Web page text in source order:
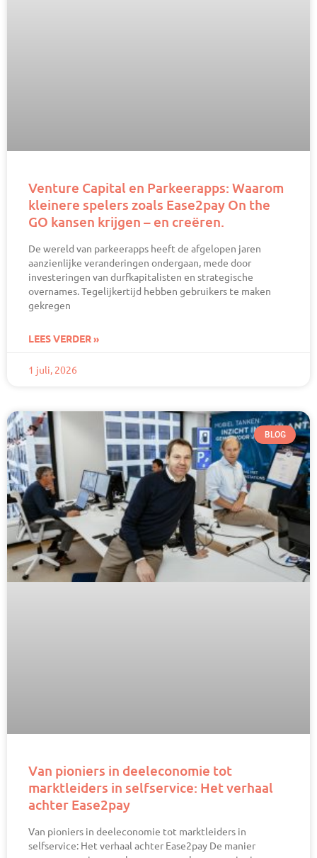
Venture Capital en Parkeerapps: Waarom
kleinere spelers zoals Ease2pay On the
GO kansen krijgen – en creëren.
De wereld van parkeerapps heeft de afgelopen jaren
aanzienlijke veranderingen ondergaan, mede door
investeringen van durfkapitalisten en strategische
overnames. Tegelijkertijd hebben gebruikers te maken
gekregen
LEES VERDER »
1 juli, 2026
BLOG
Van pioniers in deeleconomie tot
marktleiders in selfservice: Het verhaal
achter Ease2pay
Van pioniers in deeleconomie tot marktleiders in
selfservice: Het verhaal achter Ease2pay De manier